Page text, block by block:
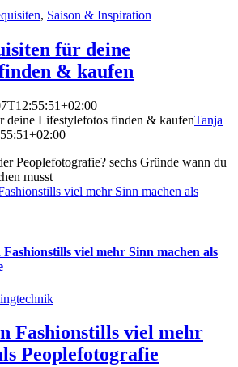
, Saison & Inspiration
für deine
& kaufen
deine Lifestylefotos finden & kaufenTanja
viel mehr Sinn machen als
viel mehr Sinn machen als
Fashionstills viel mehr
Peoplefotografie